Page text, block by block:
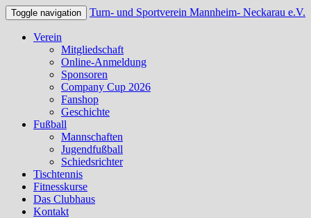
Toggle navigation Turn- und Sportverein Mannheim- Neckarau e.V.
Verein
Mitgliedschaft
Online-Anmeldung
Sponsoren
Company Cup 2026
Fanshop
Geschichte
Fußball
Mannschaften
Jugendfußball
Schiedsrichter
Tischtennis
Fitnesskurse
Das Clubhaus
Kontakt